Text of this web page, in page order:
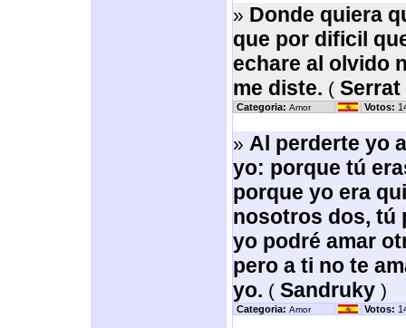
» Donde quiera
que por dificil
echare al olvido
me diste. ( Serrat
Categoria: Amor Votos:
» Al perderte yo
yo: porque tú
porque yo era
nosotros dos, tú
yo podré amar
pero a ti no te
yo. ( Sandruky)
Categoria: Amor Votos: